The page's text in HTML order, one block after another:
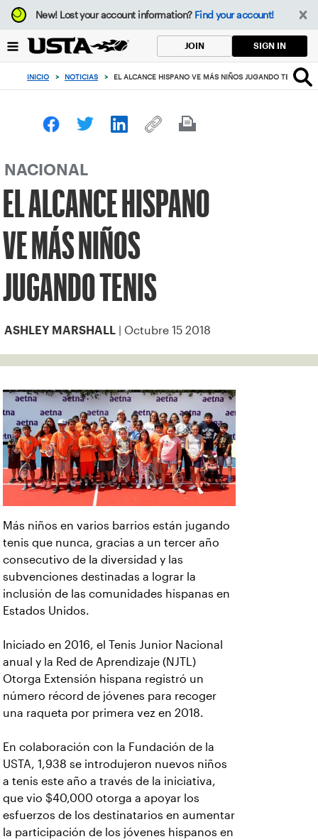
Enfoque
desde
botón
volver
principio
New!Lost your account information? Find your account!
JOIN SIGN IN
INICIO > NOTICIAS > EL ALCANCE HISPANO VE MÁS NIÑOS JUGANDO TENIS
NACIONAL
EL ALCANCE HISPANO
VE MÁS NIÑOS
JUGANDO TENIS
ASHLEY MARSHALL | Octubre 15 2018
Más niños en varios barrios están jugando
tenis que nunca, gracias a un tercer año
consecutivo de la diversidad y las
subvenciones destinadas a lograr la
inclusión de las comunidades hispanas en
Estados Unidos.
Iniciado en 2016, el Tenis Junior Nacional
anual y la Red de Aprendizaje (NJTL)
Otorga Extensión hispana registró un
número récord de jóvenes para recoger
una raqueta por primera vez en 2018.
En colaboración con la Fundación de la
USTA, 1,938 se introdujeron nuevos niños
a tenis este año a través de la iniciativa,
que vio $40,000 otorga a apoyar los
esfuerzos de los destinatarios en aumentar
la participación de los jóvenes hispanos en